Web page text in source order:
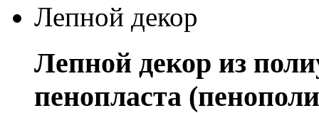
Лепной декор
Лепной декор из
пенопласта